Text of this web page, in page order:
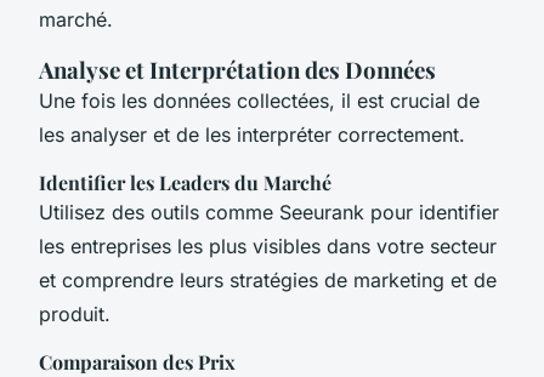
marché.
Analyse et Interprétation des Données
Une fois les données collectées, il est crucial de
les analyser et de les interpréter correctement.
Identifier les Leaders du Marché
Utilisez des outils comme Seeurank pour identifier
les entreprises les plus visibles dans votre secteur
et comprendre leurs stratégies de marketing et de
produit.
Comparaison des Prix